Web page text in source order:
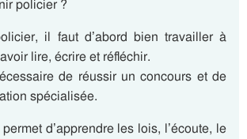
policier ?
il faut d’abord bien travailler à
lire, écrire et réfléchir.
de réussir un concours et de
spécialisée.
d’apprendre les lois, l’écoute, le